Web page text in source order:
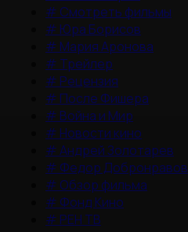
# Смотреть фильмы
# Юра Борисов
# Мария Аронова
# Трейлер
# Рецензия
# После Фишера
# Война и Мир
# Новости кино
#Андрей Золотарев
# Федор Добронравов
# Обзор фильма
# Фонд Кино
# РЕН ТВ